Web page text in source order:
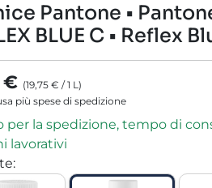
Pantone •
BLUE C • Reflex
€ (19,75 € /1 L)
più spese di spedizione
per la spedizione, tempo di
lavorativi
: